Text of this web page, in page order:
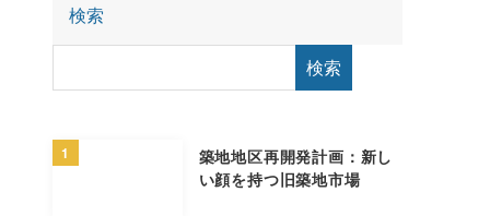
検索
検索
1
築地地区再開発計画：新し
い顔を持つ旧築地市場